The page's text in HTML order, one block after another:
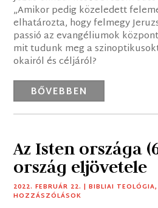
„Amikor pedig közeledett
elhatározta, hogy felmegy
passió az evangéliumok
mit tudunk meg a
okairól és céljáról?
BŐVEBBEN
Az Isten országa
ország eljövetele
2022. FEBRUÁR 22. |BIBLIAI TEOLÓGIA
HOZZÁSZÓLÁSOK